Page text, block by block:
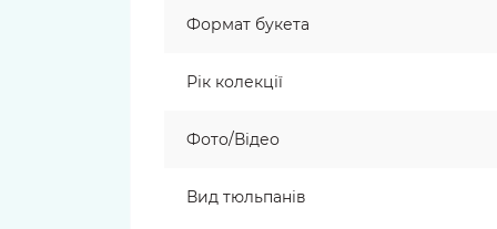
Формат букета
Рік колекції
Фото/Відео
Вид тюльпанів